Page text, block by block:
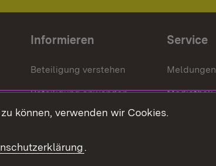
Informieren
Beteiligung verstehen
Beteiligung anwenden
Beteiligung stärken
Service
Meldungen
Mediathek
können, verwenden wir Cookies.
.